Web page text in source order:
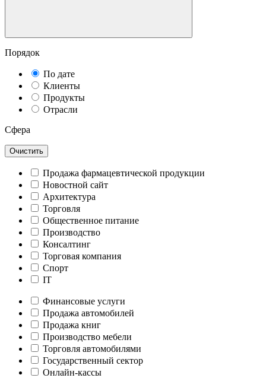
Порядок
По дате
Клиенты
Продукты
Отрасли
Сфера
Очистить
Продажа фармацевтической продукции
Новостной сайт
Архитектура
Торговля
Общественное питание
Производство
Консалтинг
Торговая компания
Спорт
IT
Финансовые услуги
Продажа автомобилей
Продажа книг
Производство мебели
Торговля автомобилями
Государственный сектор
Онлайн-кассы